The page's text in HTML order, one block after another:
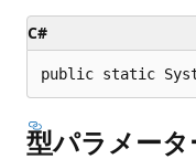
C#
public static
型パラメータ